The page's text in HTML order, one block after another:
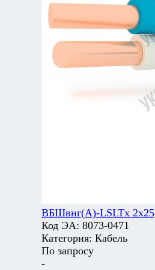
ВБШвнг(А)-LSLTx 2х25
Код ЭА: 8073-0471
Категория: Кабель
По запросу
-